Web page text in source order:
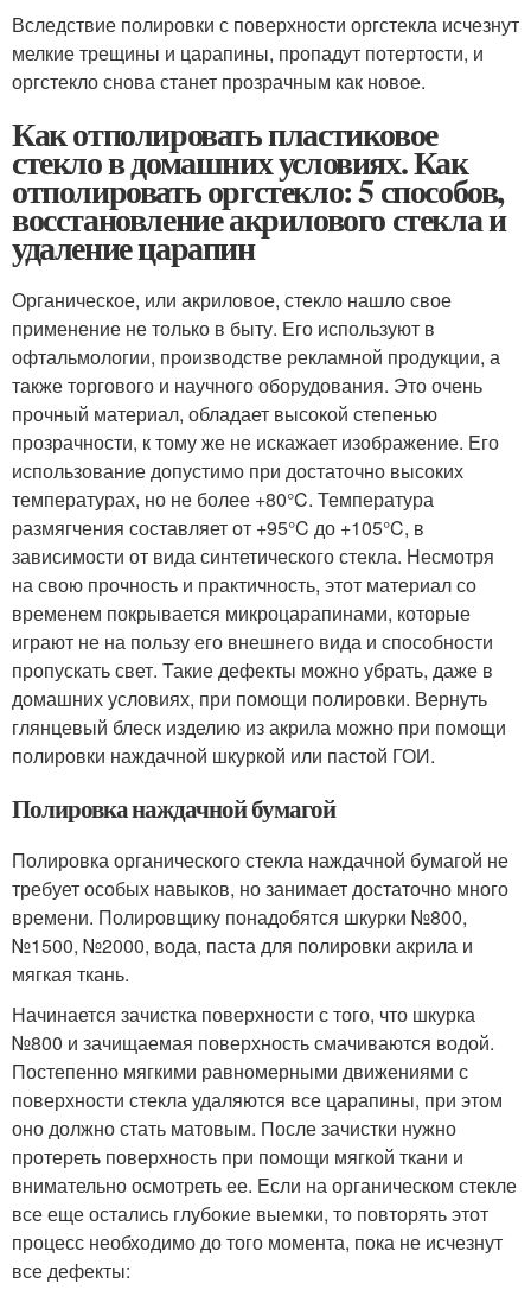
Вследствие полировки с поверхности оргстекла исчезнут
мелкие трещины и царапины, пропадут потертости, и
оргстекло снова станет прозрачным как новое.
Как отполировать пластиковое
стекло в домашних условиях. Как
отполировать оргстекло: 5 способов,
восстановление акрилового стекла и
удаление царапин
Органическое, или акриловое, стекло нашло свое
применение не только в быту. Его используют в
офтальмологии, производстве рекламной продукции, а
также торгового и научного оборудования. Это очень
прочный материал, обладает высокой степенью
прозрачности, к тому же не искажает изображение. Его
использование допустимо при достаточно высоких
температурах, но не более +80°C. Температура
размягчения составляет от +95°C до +105°C, в
зависимости от вида синтетического стекла. Несмотря
на свою прочность и практичность, этот материал со
временем покрывается микроцарапинами, которые
играют не на пользу его внешнего вида и способности
пропускать свет. Такие дефекты можно убрать, даже в
домашних условиях, при помощи полировки. Вернуть
глянцевый блеск изделию из акрила можно при помощи
полировки наждачной шкуркой или пастой ГОИ.
Полировка наждачной бумагой
Полировка органического стекла наждачной бумагой не
требует особых навыков, но занимает достаточно много
времени. Полировщику понадобятся шкурки №800,
№1500, №2000, вода, паста для полировки акрила и
мягкая ткань.
Начинается зачистка поверхности с того, что шкурка
№800 и зачищаемая поверхность смачиваются водой.
Постепенно мягкими равномерными движениями с
поверхности стекла удаляются все царапины, при этом
оно должно стать матовым. После зачистки нужно
протереть поверхность при помощи мягкой ткани и
внимательно осмотреть ее. Если на органическом стекле
все еще остались глубокие выемки, то повторять этот
процесс необходимо до того момента, пока не исчезнут
все дефекты: